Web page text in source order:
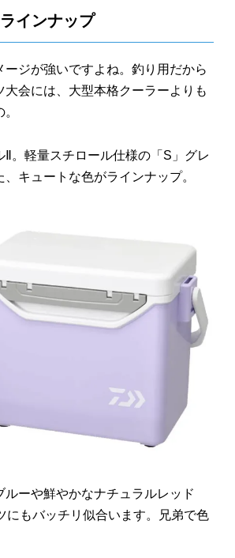
インナップ
ジが強いですよね。釣り用だから
会には、大型本格クーラーよりも
。軽量スチロール仕様の「S」グレ
キュートな色がラインナップ。
ーや鮮やかなナチュラルレッド
にもバッチリ似合います。兄弟で色